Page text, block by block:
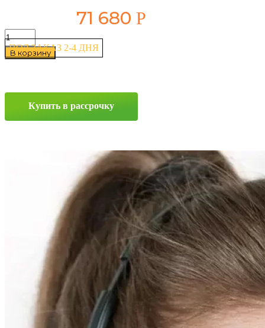
71 680 Р
ПОД ЗАКАЗ 2-4 ДНЯ
Количество
товара
Belshina
144A8
В корзину
Купить в рассрочку